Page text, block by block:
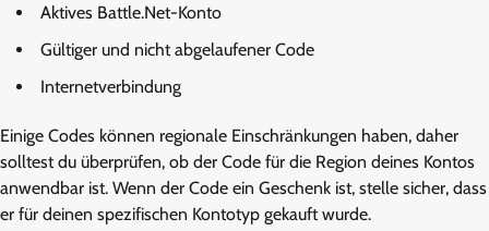
Aktives Battle.Net-Konto
Gültiger und nicht abgelaufener Code
Internetverbindung
Einige Codes können regionale Einschränkungen haben, daher
solltest du überprüfen, ob der Code für die Region deines Kontos
anwendbar ist. Wenn der Code ein Geschenk ist, stelle sicher, dass
er für deinen spezifischen Kontotyp gekauft wurde.